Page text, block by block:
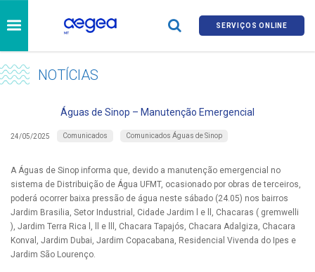
SERVIÇOS ONLINE
NOTÍCIAS
Águas de Sinop – Manutenção Emergencial
24/05/2025 Comunicados Comunicados Águas de Sinop
A Águas de Sinop informa que, devido a manutenção emergencial no
sistema de Distribuição de Água UFMT, ocasionado por obras de terceiros,
poderá ocorrer baixa pressão de água neste sábado (24.05) nos bairros
Jardim Brasilia, Setor Industrial, Cidade Jardim l e ll, Chacaras ( gremwelli
), Jardim Terra Rica l, ll e lll, Chacara Tapajós, Chacara Adalgiza, Chacara
Konval, Jardim Dubai, Jardim Copacabana, Residencial Vivenda do Ipes e
Jardim São Lourenço.